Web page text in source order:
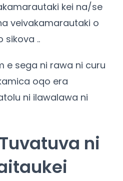
kei na/se
veivakamarautaki o
sikova ..
e sega ni rawa ni curu
oqo era
ni ilawalawa ni
ni